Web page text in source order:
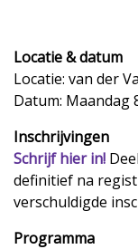
Locatie & datum
Locatie: van der
Datum: Maandag
Inschrijvingen
Schrijf hier in!
definitief na
verschuldigde
Programma